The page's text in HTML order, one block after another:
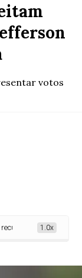
votos
de Roberto
1.0x